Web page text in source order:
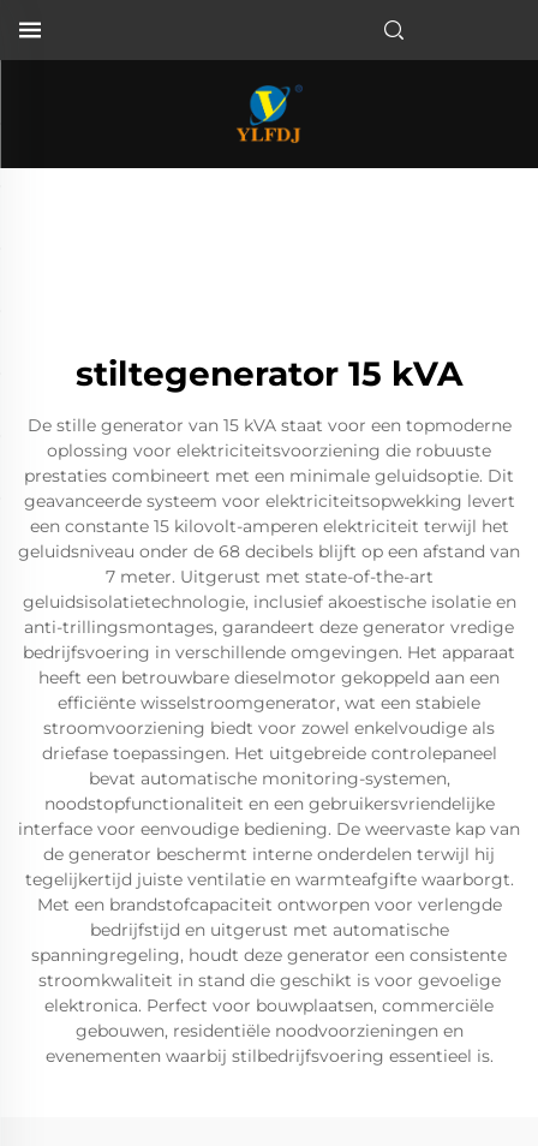
stiltegenerator 15 kVA
De stille generator van 15 kVA staat voor een topmoderne
oplossing voor elektriciteitsvoorziening die robuuste
prestaties combineert met een minimale geluidsoptie. Dit
geavanceerde systeem voor elektriciteitsopwekking levert
een constante 15 kilovolt-amperen elektriciteit terwijl het
geluidsniveau onder de 68 decibels blijft op een afstand van
7 meter. Uitgerust met state-of-the-art
geluidsisolatietechnologie, inclusief akoestische isolatie en
anti-trillingsmontages, garandeert deze generator vredige
bedrijfsvoering in verschillende omgevingen. Het apparaat
heeft een betrouwbare dieselmotor gekoppeld aan een
efficiënte wisselstroomgenerator, wat een stabiele
stroomvoorziening biedt voor zowel enkelvoudige als
driefase toepassingen. Het uitgebreide controlepaneel
bevat automatische monitoring-systemen,
noodstopfunctionaliteit en een gebruikersvriendelijke
interface voor eenvoudige bediening. De weervaste kap van
de generator beschermt interne onderdelen terwijl hij
tegelijkertijd juiste ventilatie en warmteafgifte waarborgt.
Met een brandstofcapaciteit ontworpen voor verlengde
bedrijfstijd en uitgerust met automatische
spanningregeling, houdt deze generator een consistente
stroomkwaliteit in stand die geschikt is voor gevoelige
elektronica. Perfect voor bouwplaatsen, commerciële
gebouwen, residentiële noodvoorzieningen en
evenementen waarbij stilbedrijfsvoering essentieel is.